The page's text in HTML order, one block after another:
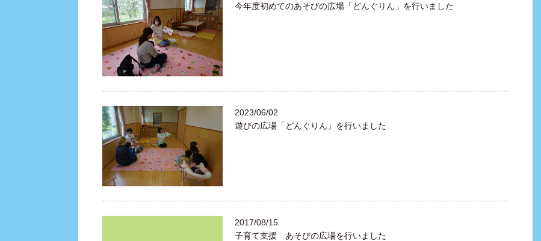
今年度初めてのあそびの広場「どんぐりん」を行いました
2023/06/02
遊びの広場「どんぐりん」を行いました
2017/08/15
子育て支援 あそびの広場を行いました